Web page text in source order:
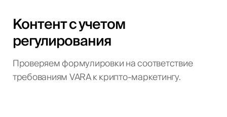
Контент с учетом
регулирования
Проверяем формулировки на соответствие
требованиям VARA к крипто-маркетингу.